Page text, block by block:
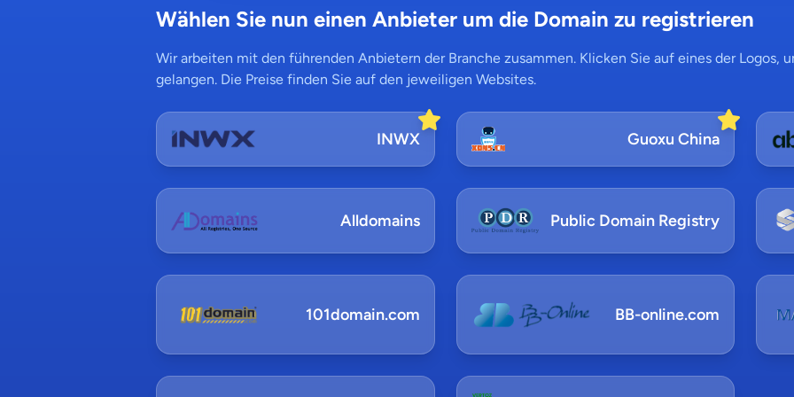
Wählen Sie nun einen Anbieter um die Domain zu registrieren
Wir arbeiten mit den führenden Anbietern der Branche zusammen. Klicken Sie auf eines der Logos,
gelangen. Die Preise finden Sie auf den jeweiligen Websites.
INWX Guoxu China
Alldomains Public Domain Registry
101domain.com BB-online.com